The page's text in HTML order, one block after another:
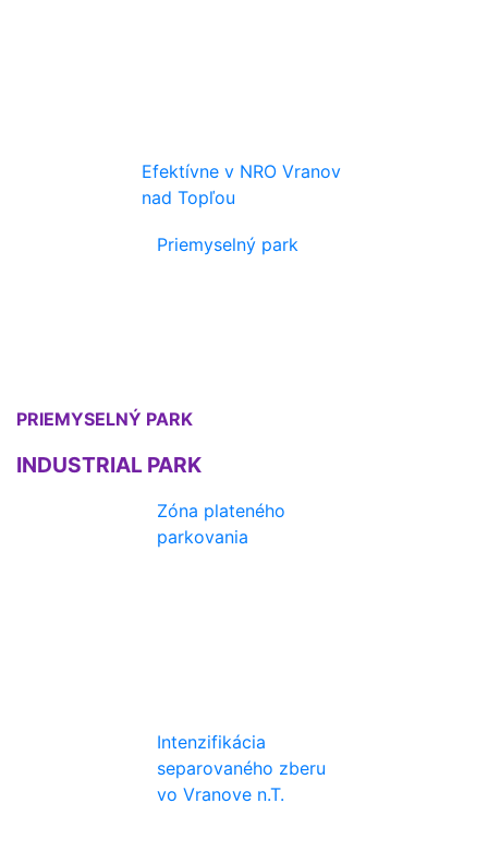
Efektívne v NRO Vranov
nad Topľou
Priemyselný park
PRIEMYSELNÝ PARK
INDUSTRIAL PARK
Zóna plateného
parkovania
Intenzifikácia
separovaného zberu
vo Vranove n.T.